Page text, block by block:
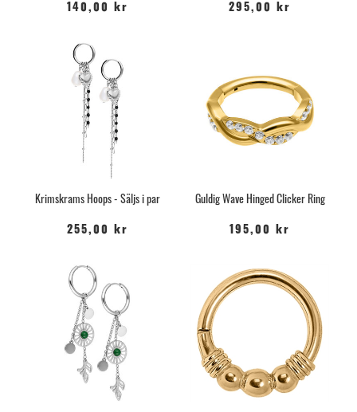
140,00 kr 295,00 kr
Krimskrams Hoops - Säljs i par
255,00 kr
Guldig Wave Hinged Clicker Ring
195,00 kr